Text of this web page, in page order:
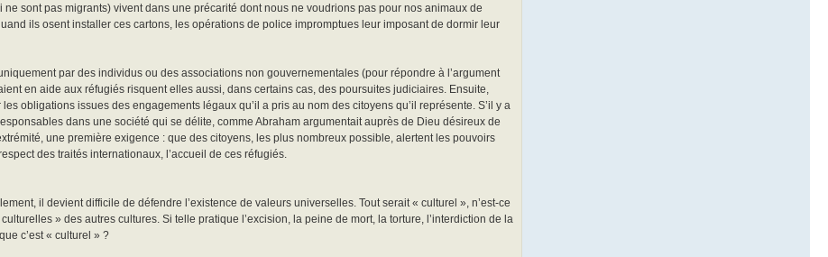
sont pas migrants) vivent dans une précarité dont nous ne voudrions pas pour nos animaux de
ils osent installer ces cartons, les opérations de police impromptues leur imposant de dormir leur
par des individus ou des associations non gouvernementales (pour répondre à l’argument
en aide aux réfugiés risquent elles aussi, dans certains cas, des poursuites judiciaires. Ensuite,
obligations issues des engagements légaux qu’il a pris au nom des citoyens qu’il représente. S’il y a
dans une société qui se délite, comme Abraham argumentait auprès de Dieu désireux de
une première exigence : que des citoyens, les plus nombreux possible, alertent les pouvoirs
des traités internationaux, l’accueil de ces réfugiés.
il devient difficile de défendre l’existence de valeurs universelles. Tout serait « culturel », n’est-ce
» des autres cultures. Si telle pratique l’excision, la peine de mort, la torture, l’interdiction de la
c’est « culturel » ?